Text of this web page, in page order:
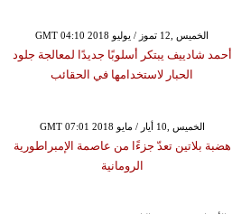
GMT 04:10 2018 الخميس ,12 تموز / يوليو
أحمد شادييف يبتكر أسلوبًا جديدًا لمعالجة جلود
الحبار لاستخدامها في الحقائب
GMT 07:01 2018 الخميس ,10 أيار / مايو
هضبة بلاتين تعدّ جزءًا من عاصمة الإمبراطورية
الرومانية